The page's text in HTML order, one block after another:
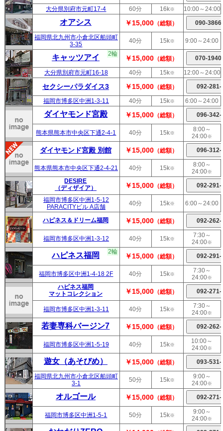
大分県別府市元町17-4
60分 16k※ 10:00～24:00
オアシス ￥15,000 （総額）
福岡県北九州市小倉北区船頭町
3-35
40分 15k※ 9:00～24:00
キャッツアイ 2輪
￥15,000 （総額）
大分県別府市元町16-18
40分 15k※ 12:00～24:00
セクシーパラダイス3 ￥15,000 （総額）
福岡市博多区中洲1-3-11
40分 15k※ 6:00～24:00
ダイヤモンド宮殿 ￥15,000 （総額）
熊本県熊本市中央区下通2-4-1 40分 15k※
8:00～
24:00※
ダイヤモンド宮殿 別館 ￥15,000 （総額）
熊本県熊本市中央区下通2-4-21 40分 15k※
8:00～
24:00※
DESIRE
（ディザイア）
￥15,000 （総額）
福岡市博多区中洲1-5-12
PARACITYビル A店舗
40分 15k※ 6:00～24:00
ハピネス＆ドリーム福岡 ￥15,000 （総額）
福岡市博多区中洲1-3-12 40分 15k※
7:30～
24:00※
ハピネス福岡 2輪
￥15,000 （総額）
福岡市博多区中洲1-4-18 2F 40分 15k※
7:30～
24:00※
ハピネス福岡
マットコレクション
￥15,000 （総額）
福岡市博多区中洲1-3-11 40分 15k※
7:30～
24:00※
若妻専科バージン7 ￥15,000 （総額）
福岡市博多区中洲1-5-19 40分 15k※
10:00～
24:00※
遊女（あそびめ） ￥15,000 （総額）
福岡県北九州市小倉北区船頭町
3-1
50分 15k※
9:00～
24:00※
オルゴール ￥15,000 （総額）
福岡市博多区中洲1-5-1 50分 15k※
9:00～
24:00※